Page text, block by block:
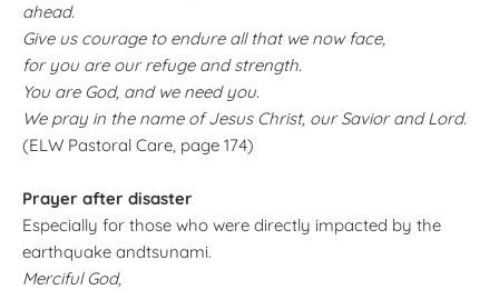
ahead.
Give us courage to endure all that we now face,
for you are our refuge and strength.
You are God, and we need you.
We pray in the name of Jesus Christ, our Savior and Lord.
(ELW Pastoral Care, page 174)
Prayer after disaster
Especially for those who were directly impacted by the
earthquake andtsunami.
Merciful God,